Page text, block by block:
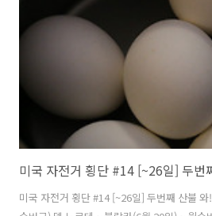
미국 자전거 횡단 #14 [~26일] 두번째 산불